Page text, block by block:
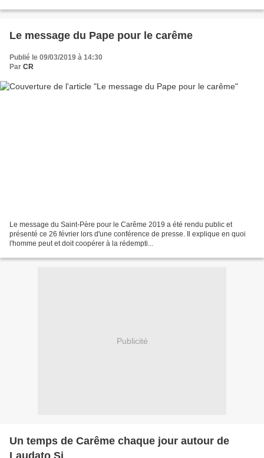
Le message du Pape pour le carême
Publié le 09/03/2019 à 14:30
Par CR
Le message du Saint-Père pour le Carême 2019 a été rendu public et
présenté ce 26 février lors d'une conférence de presse. Il explique en quoi
l'homme peut et doit coopérer à la rédempti...
Publicité
Un temps de Carême chaque jour autour de